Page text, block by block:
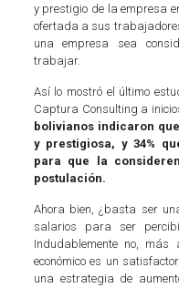
y prestigio de la empresa
ofertada a sus
una empresa sea
trabajar.
Así lo mostró el último
Captura Consulting a
bolivianos indicaron
y prestigiosa, y 34%
para que la
postulación.
Ahora bien, ¿basta ser
salarios para ser
Indudablemente no,
económico es un
una estrategia de